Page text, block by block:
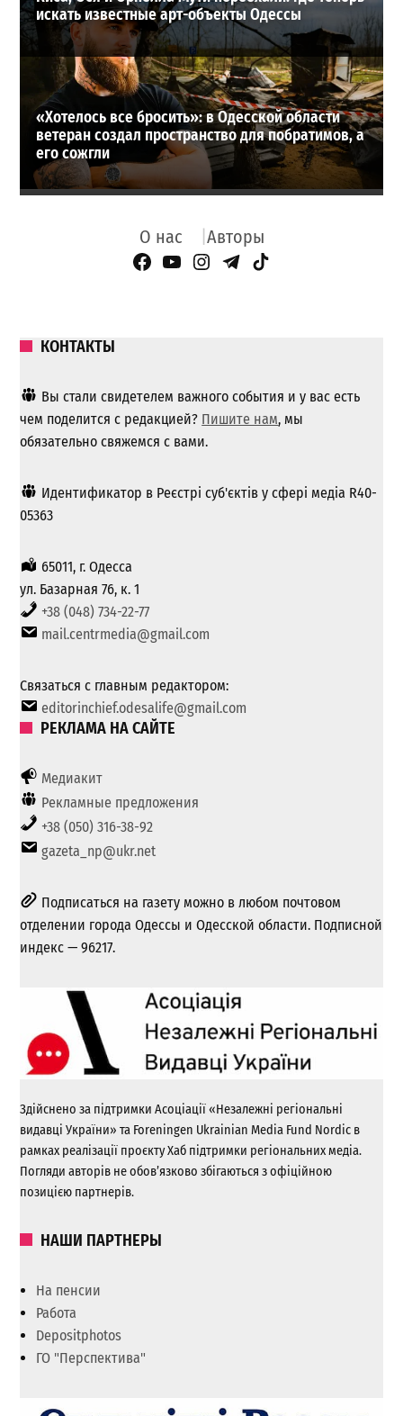
искать известные арт-объекты Одессы
«Хотелось все бросить»: в Одесской области
ветеран создал пространство для побратимов, а
его сожгли
О нас Авторы
Facebook Page
YouTube
Instagram
Telegram
TikTok
КОНТАКТЫ
Вы стали свидетелем важного события и у вас есть
чем поделится с редакцией? Пишите нам, мы
обязательно свяжемся с вами.
Идентификатор в Реєстрі суб'єктів у сфері медіа R40-
05363
65011, г. Одесса
ул. Базарная 76, к. 1
+38 (048) 734-22-77
mail.centrmedia@gmail.com
Связаться с главным редактором:
editorinchief.odesalife@gmail.com
РЕКЛАМА НА САЙТЕ
Медиакит
Рекламные предложения
+38 (050) 316-38-92
gazeta_np@ukr.net
Подписаться на газету можно в любом почтовом
отделении города Одессы и Одесской области. Подписной
индекс — 96217.
Здійснено за підтримки Асоціації «Незалежні регіональні
видавці України» та Foreningen Ukrainian Media Fund Nordic в
рамках реалізації проєкту Хаб підтримки регіональних медіа.
Погляди авторів не обов’язково збігаються з офіційною
позицією партнерів.
НАШИ ПАРТНЕРЫ
На пенсии
Работа
Depositphotos
ГО "Перспектива"